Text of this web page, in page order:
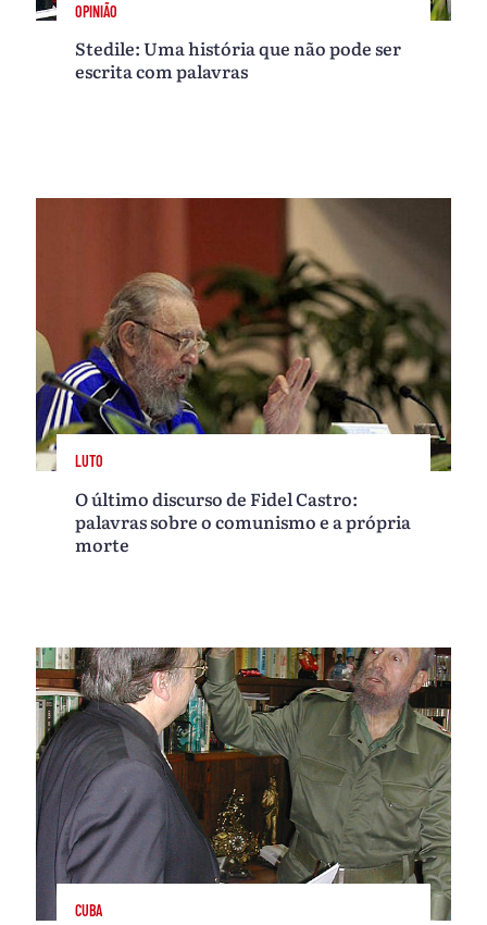
OPINIÃO
Stedile: Uma história que não pode ser
escrita com palavras
LUTO
O último discurso de Fidel Castro:
palavras sobre o comunismo e a própria
morte
CUBA